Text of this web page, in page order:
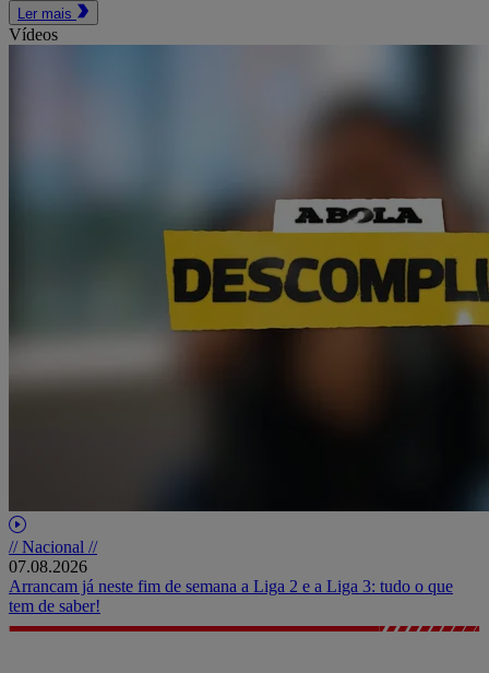
Ler mais
Vídeos
// Nacional //
07.08.2026
Arrancam já neste fim de semana a Liga 2 e a Liga 3: tudo o que
tem de saber!